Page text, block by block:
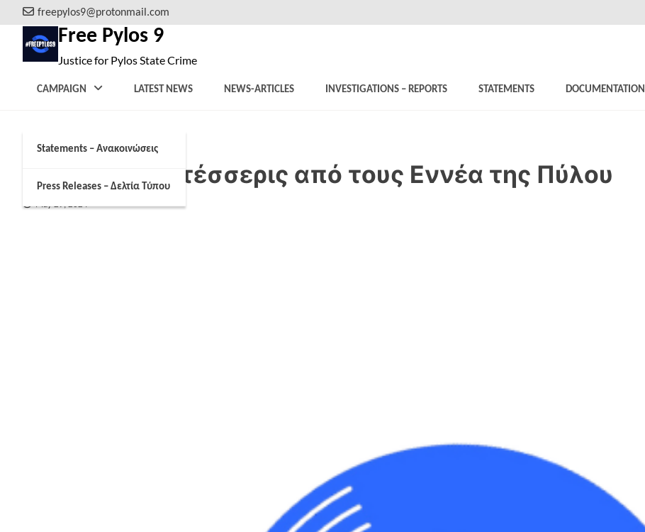
to
content
freepylos9@protonmail.com
Free Pylos 9
Justice for Pylos State Crime
CAMPAIGN
Statements – Ανακοινώσεις
Press Releases – Δελτία Τύπου
LATEST NEWS NEWS-ARTICLES INVESTIGATIONS – REPORTS STATEMENTS DOCUMENTATION
Ελεύθεροι οι τέσσερις από τους Εννέα της Πύλου
May 29, 2024